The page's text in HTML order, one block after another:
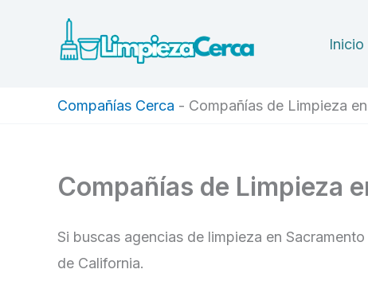
contenido
Inicio
Compañías Cerca - Compañías de Limpieza
Compañías de Limpieza
Si buscas agencias de limpieza en
de California.